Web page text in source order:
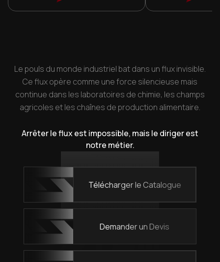
Le pouls du monde industriel bat dans un flux invisible.
Ce flux opère comme une force silencieuse mais
continue dans les laboratoires de chimie, les champs
agricoles et les chaînes de production alimentaire.
Arrêter le flux est impossible, mais le diriger est
notre métier.
Télécharger le Catalogue
Demander un Devis